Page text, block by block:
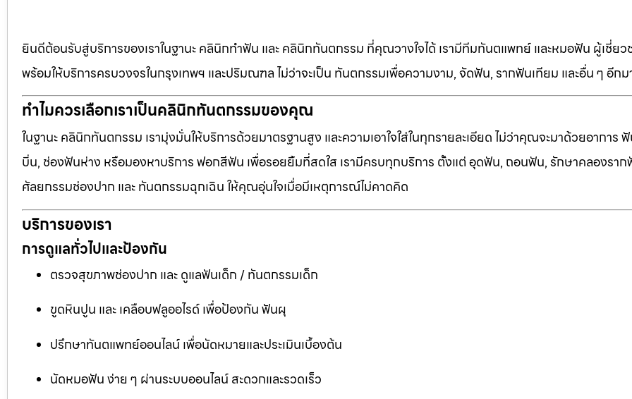
ยินดีต้อนรับสู่บริการของเราในฐานะ คลินิกทำฟัน และ คลินิกทันตกรรม ที่คุณวางใจได้ เรามีทีมทันตแพทย์ และหมอฟัน ผู้เชี่ย
พร้อมให้บริการครบวงจรในกรุงเทพฯ และปริมณฑล ไม่ว่าจะเป็น ทันตกรรมเพื่อความงาม, จัดฟัน, รากฟันเทียม และอื่น ๆ อีก
ทำไมควรเลือกเราเป็นคลินิกทันตกรรมของคุณ
ในฐานะ คลินิกทันตกรรม เรามุ่งมั่นให้บริการด้วยมาตรฐานสูง และความเอาใจใส่ในทุกรายละเอียด ไม่ว่าคุณจะมาด้วยอาการ
บิ่น, ช่องฟันห่าง หรือมองหาบริการ ฟอกสีฟัน เพื่อรอยยิ้มที่สดใส เรามีครบทุกบริการ ตั้งแต่ อุดฟัน, ถอนฟัน, รักษาคลองรา
ศัลยกรรมช่องปาก และ ทันตกรรมฉุกเฉิน ให้คุณอุ่นใจเมื่อมีเหตุการณ์ไม่คาดคิด
บริการของเรา
การดูแลทั่วไปและป้องกัน
ตรวจสุขภาพช่องปาก และ ดูแลฟันเด็ก / ทันตกรรมเด็ก
ขูดหินปูน และ เคลือบฟลูออไรด์ เพื่อป้องกัน ฟันผุ
ปรึกษาทันตแพทย์ออนไลน์ เพื่อนัดหมายและประเมินเบื้องต้น
นัดหมอฟัน ง่าย ๆ ผ่านระบบออนไลน์ สะดวกและรวดเร็ว